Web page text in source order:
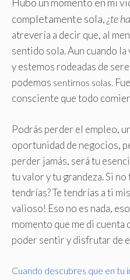
completamente sola,¿te
atrevería a decir que, al
sentido sola. Aun cuando
y estemos rodeadas de
podemos sentirnos solas.
consciente que todo
Podrás perder el empleo,
oportunidad de negocios,
perder jamás, será tu
tu valor y tu grandeza. Si no
tendrías? Te tendrías a ti
valioso! Eso no es nada,
momento que me di cuenta
poder sentir y disfrutar de
Cuando descubres que en